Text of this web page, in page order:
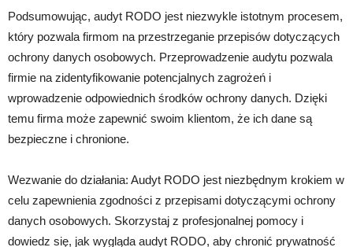
Podsumowując, audyt RODO jest niezwykle istotnym procesem,
który pozwala firmom na przestrzeganie przepisów dotyczących
ochrony danych osobowych. Przeprowadzenie audytu pozwala
firmie na zidentyfikowanie potencjalnych zagrożeń i
wprowadzenie odpowiednich środków ochrony danych. Dzięki
temu firma może zapewnić swoim klientom, że ich dane są
bezpieczne i chronione.
Wezwanie do działania: Audyt RODO jest niezbędnym krokiem w
celu zapewnienia zgodności z przepisami dotyczącymi ochrony
danych osobowych. Skorzystaj z profesjonalnej pomocy i
dowiedz się, jak wygląda audyt RODO, aby chronić prywatność